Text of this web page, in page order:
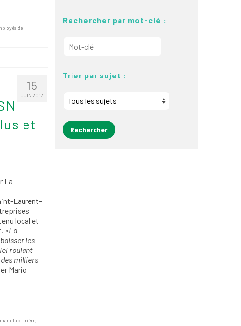
de
15
JUIN 2017
et
La
Laurent–
local et
«La
les
roulant
milliers
Mario
,
Rechercher par mot-clé :
Trier par sujet :